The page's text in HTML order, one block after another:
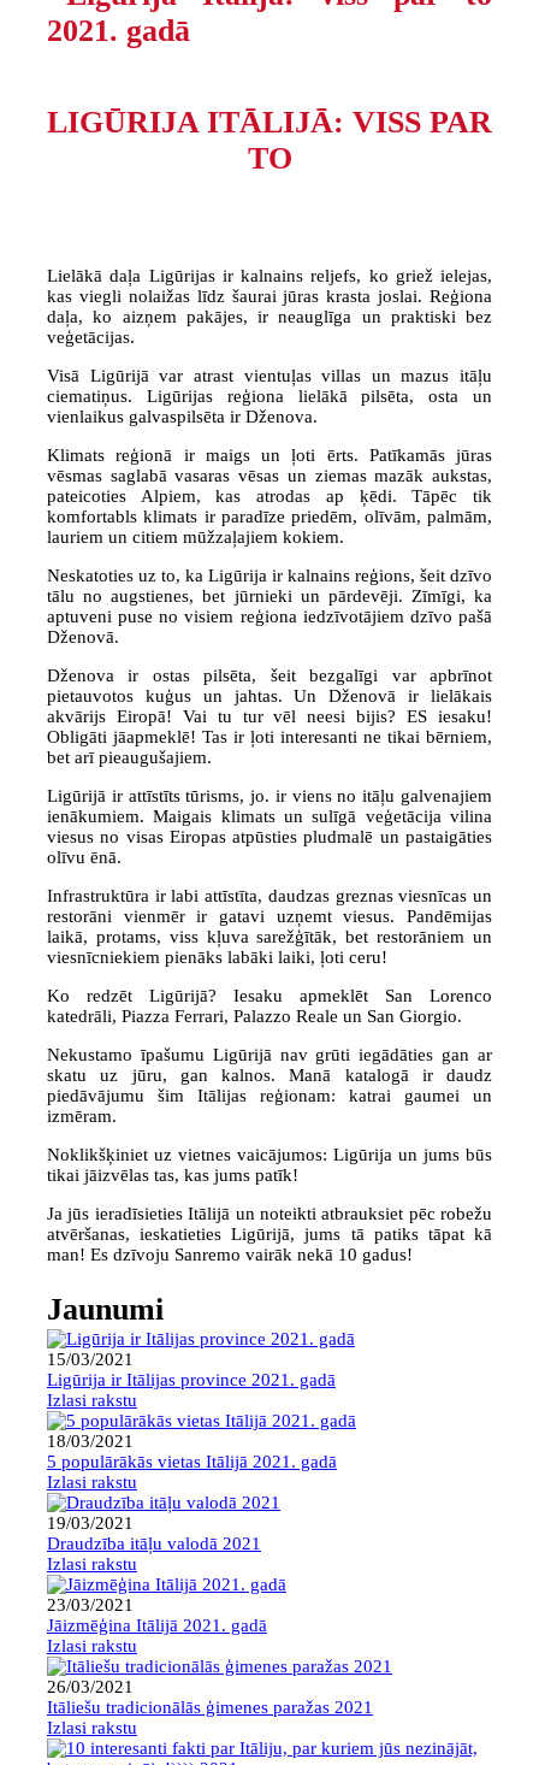
LIGŪRIJA ITĀLIJĀ: VISS PAR
TO
Lielākā daļa Ligūrijas ir kalnains reljefs, ko griež ielejas,
kas viegli nolaižas līdz šaurai jūras krasta joslai. Reģiona
daļa, ko aizņem pakājes, ir neauglīga un praktiski bez
veģetācijas.
Visā Ligūrijā var atrast vientuļas villas un mazus itāļu
ciematiņus. Ligūrijas reģiona lielākā pilsēta, osta un
vienlaikus galvaspilsēta ir Dženova.
Klimats reģionā ir maigs un ļoti ērts. Patīkamās jūras
vēsmas saglabā vasaras vēsas un ziemas mazāk aukstas,
pateicoties Alpiem, kas atrodas ap ķēdi. Tāpēc tik
komfortabls klimats ir paradīze priedēm, olīvām, palmām,
lauriem un citiem mūžzaļajiem kokiem.
Neskatoties uz to, ka Ligūrija ir kalnains reģions, šeit dzīvo
tālu no augstienes, bet jūrnieki un pārdevēji. Zīmīgi, ka
aptuveni puse no visiem reģiona iedzīvotājiem dzīvo pašā
Dženovā.
Dženova ir ostas pilsēta, šeit bezgalīgi var apbrīnot
pietauvotos kuģus un jahtas. Un Dženovā ir lielākais
akvārijs Eiropā! Vai tu tur vēl neesi bijis? ES iesaku!
Obligāti jāapmeklē! Tas ir ļoti interesanti ne tikai bērniem,
bet arī pieaugušajiem.
Ligūrijā ir attīstīts tūrisms, jo. ir viens no itāļu galvenajiem
ienākumiem. Maigais klimats un sulīgā veģetācija vilina
viesus no visas Eiropas atpūsties pludmalē un pastaigāties
olīvu ēnā.
Infrastruktūra ir labi attīstīta, daudzas greznas viesnīcas un
restorāni vienmēr ir gatavi uzņemt viesus. Pandēmijas
laikā, protams, viss kļuva sarežģītāk, bet restorāniem un
viesnīcniekiem pienāks labāki laiki, ļoti ceru!
Ko redzēt Ligūrijā? Iesaku apmeklēt San Lorenco
katedrāli, Piazza Ferrari, Palazzo Reale un San Giorgio.
Nekustamo īpašumu Ligūrijā nav grūti iegādāties gan ar
skatu uz jūru, gan kalnos. Manā katalogā ir daudz
piedāvājumu šim Itālijas reģionam: katrai gaumei un
izmēram.
Noklikšķiniet uz vietnes vaicājumos: Ligūrija un jums būs
tikai jāizvēlas tas, kas jums patīk!
Ja jūs ieradīsieties Itālijā un noteikti atbrauksiet pēc robežu
atvēršanas, ieskatieties Ligūrijā, jums tā patiks tāpat kā
man! Es dzīvoju Sanremo vairāk nekā 10 gadus!
Jaunumi
15/03/2021
Ligūrija ir Itālijas province 2021. gadā
Izlasi rakstu
18/03/2021
5 populārākās vietas Itālijā 2021. gadā
Izlasi rakstu
19/03/2021
Draudzība itāļu valodā 2021
Izlasi rakstu
23/03/2021
Jāizmēģina Itālijā 2021. gadā
Izlasi rakstu
26/03/2021
Itāliešu tradicionālās ģimenes paražas 2021
Izlasi rakstu